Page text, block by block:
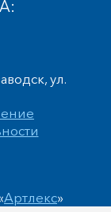
ул.
Артлекс»